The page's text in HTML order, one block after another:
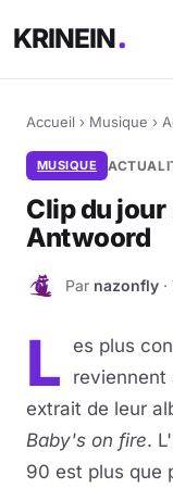
KRINEIN
Accueil › Musique ›
MUSIQUE
Clip du jour
Antwoord
N Par nazonfly
L
es plus
reviennent
extrait de leur
Baby's on fire.
90 est plus que